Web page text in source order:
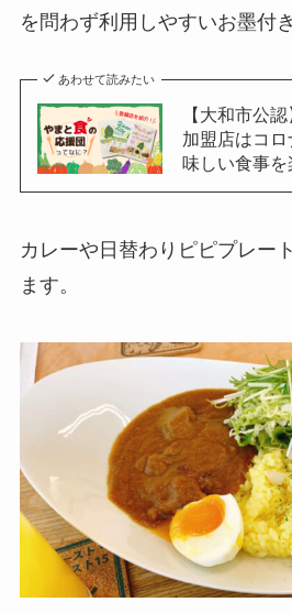
を問わず利用しやすいお墨付
あわせて読みたい
【大和市公
加盟店はコ
味しい食事を
カレーや日替わりピピプレー
ます。